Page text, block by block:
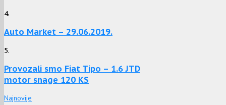
4.
Auto Market – 29.06.2019.
5.
Provozali smo Fiat Tipo – 1.6 JTD
motor snage 120 KS
Najnovije